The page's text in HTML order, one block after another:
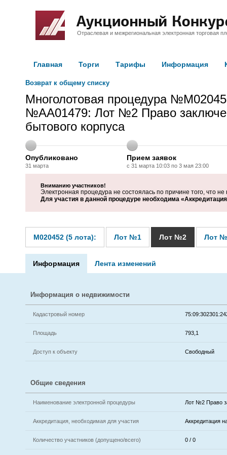
Отраслевая и межрегиональная электронная торговая
Главная Торги Тарифы Информация
Возврат к общему списку
Многолотовая процедура
№AA01479: Лот №2 Право
бытового корпуса
Опубликовано
31 марта
Прием заявок
с 31 марта 10:03 по 3 мая 23:00
Вниманию участников!
Электронная процедура не состоялась по причине того, что не
Для участия в данной процедуре необходима
M020452 (5 лота): Лот №1 Лот №2 Лот
Информация Лента изменений
Информация о недвижимости
Кадастровый номер
Площадь 793,1
Доступ к объекту Свободный
Общие сведения
Наименование электронной процедуры Лот №2 Право
Аккредитация, необходимая для участия Аккредитация
Количество участников (допущено/всего) 0 / 0